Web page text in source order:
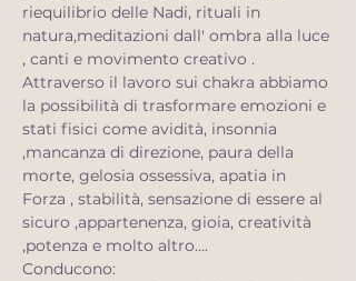
riequilibrio delle Nadi, rituali in
natura,meditazioni dall' ombra alla luce
, canti e movimento creativo .
Attraverso il lavoro sui chakra abbiamo
la possibilità di trasformare emozioni e
stati fisici come avidità, insonnia
,mancanza di direzione, paura della
morte, gelosia ossessiva, apatia in
Forza , stabilità, sensazione di essere al
sicuro ,appartenenza, gioia, creatività
,potenza e molto altro....
Conducono: